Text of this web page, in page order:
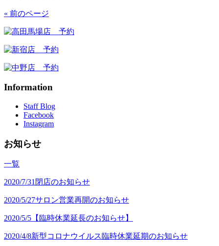
« 前のページ
Information
Staff Blog
Facebook
Instagram
お知らせ
一覧
2020/7/31 閉店のお知らせ
2020/5/27サロン営業再開のお知らせ
2020/5/5 【臨時休業延長のお知らせ】
2020/4/8新型コロナウイルス臨時休業延期のお知らせ